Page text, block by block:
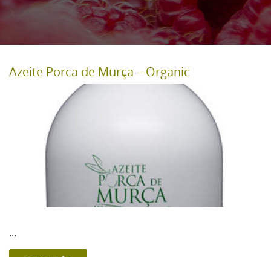
Azeite Porca de Murça – Organic
...